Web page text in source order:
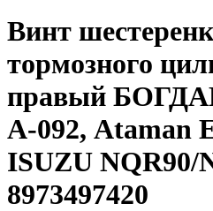
Винт
тормозного
правый
А-092, Ataman
ISUZU NQR90/
8973497420